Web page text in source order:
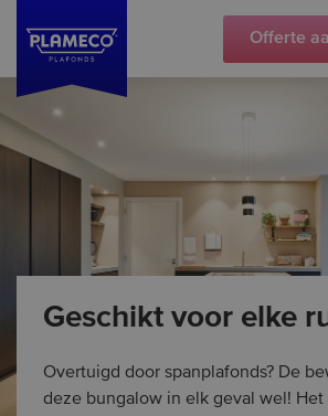
Offerte
Geschikt voor elke
Overtuigd door spanplafonds? De
deze bungalow in elk geval wel!